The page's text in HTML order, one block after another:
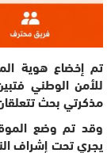
تم إخضاع هوية
للأمن الوطني
مذكرتي بحث
وقد تم وضع
يجري تحت إشراف